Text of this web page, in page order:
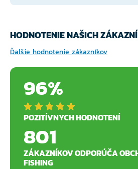
HODNOTENIE NAŠICH
Ďalšie hodnotenie zákazníkov
96%
POZITÍVNYCH HODNOTENÍ
801
ZÁKAZNÍKOV ODPORÚČA
FISHING